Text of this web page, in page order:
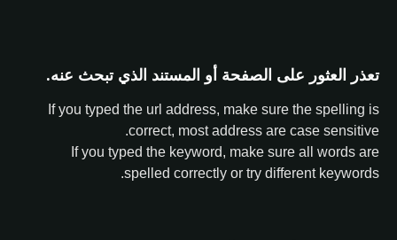
تعذر العثور على الصفحة أو المستند الذي تبحث عنه.
If you typed the url address, make sure the spelling is
correct, most address are case sensitive.
If you typed the keyword, make sure all words are
spelled correctly or try different keywords.